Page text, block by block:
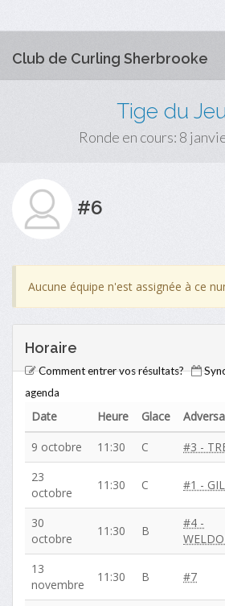
Club de Curling Sherbrooke
Tige du
Ronde en cours: 8
#6
Aucune équipe n'est assignée à ce
Horaire
Comment entrer vos résultats?
agenda
Date Heure Glace
9 octobre
11:30 C #3 -
23
octobre
11:30 C #1 -
30
octobre
11:30 B
#4 -
13
novembre
11:30 B #7